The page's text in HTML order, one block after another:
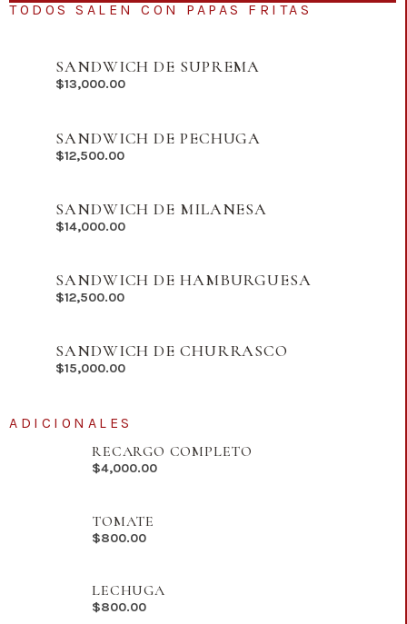
TODOS SALEN CON PAPAS FRITAS
SANDWICH DE SUPREMA
$13,000.00
SANDWICH DE PECHUGA
$12,500.00
SANDWICH DE MILANESA
$14,000.00
SANDWICH DE HAMBURGUESA
$12,500.00
SANDWICH DE CHURRASCO
$15,000.00
ADICIONALES
RECARGO COMPLETO
$4,000.00
TOMATE
$800.00
LECHUGA
$800.00